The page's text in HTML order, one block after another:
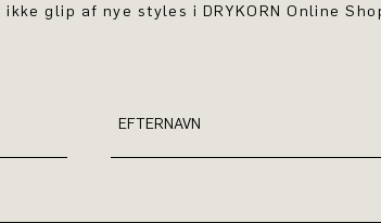
glip af nye styles i DRYKORN Online
EFTERNAVN